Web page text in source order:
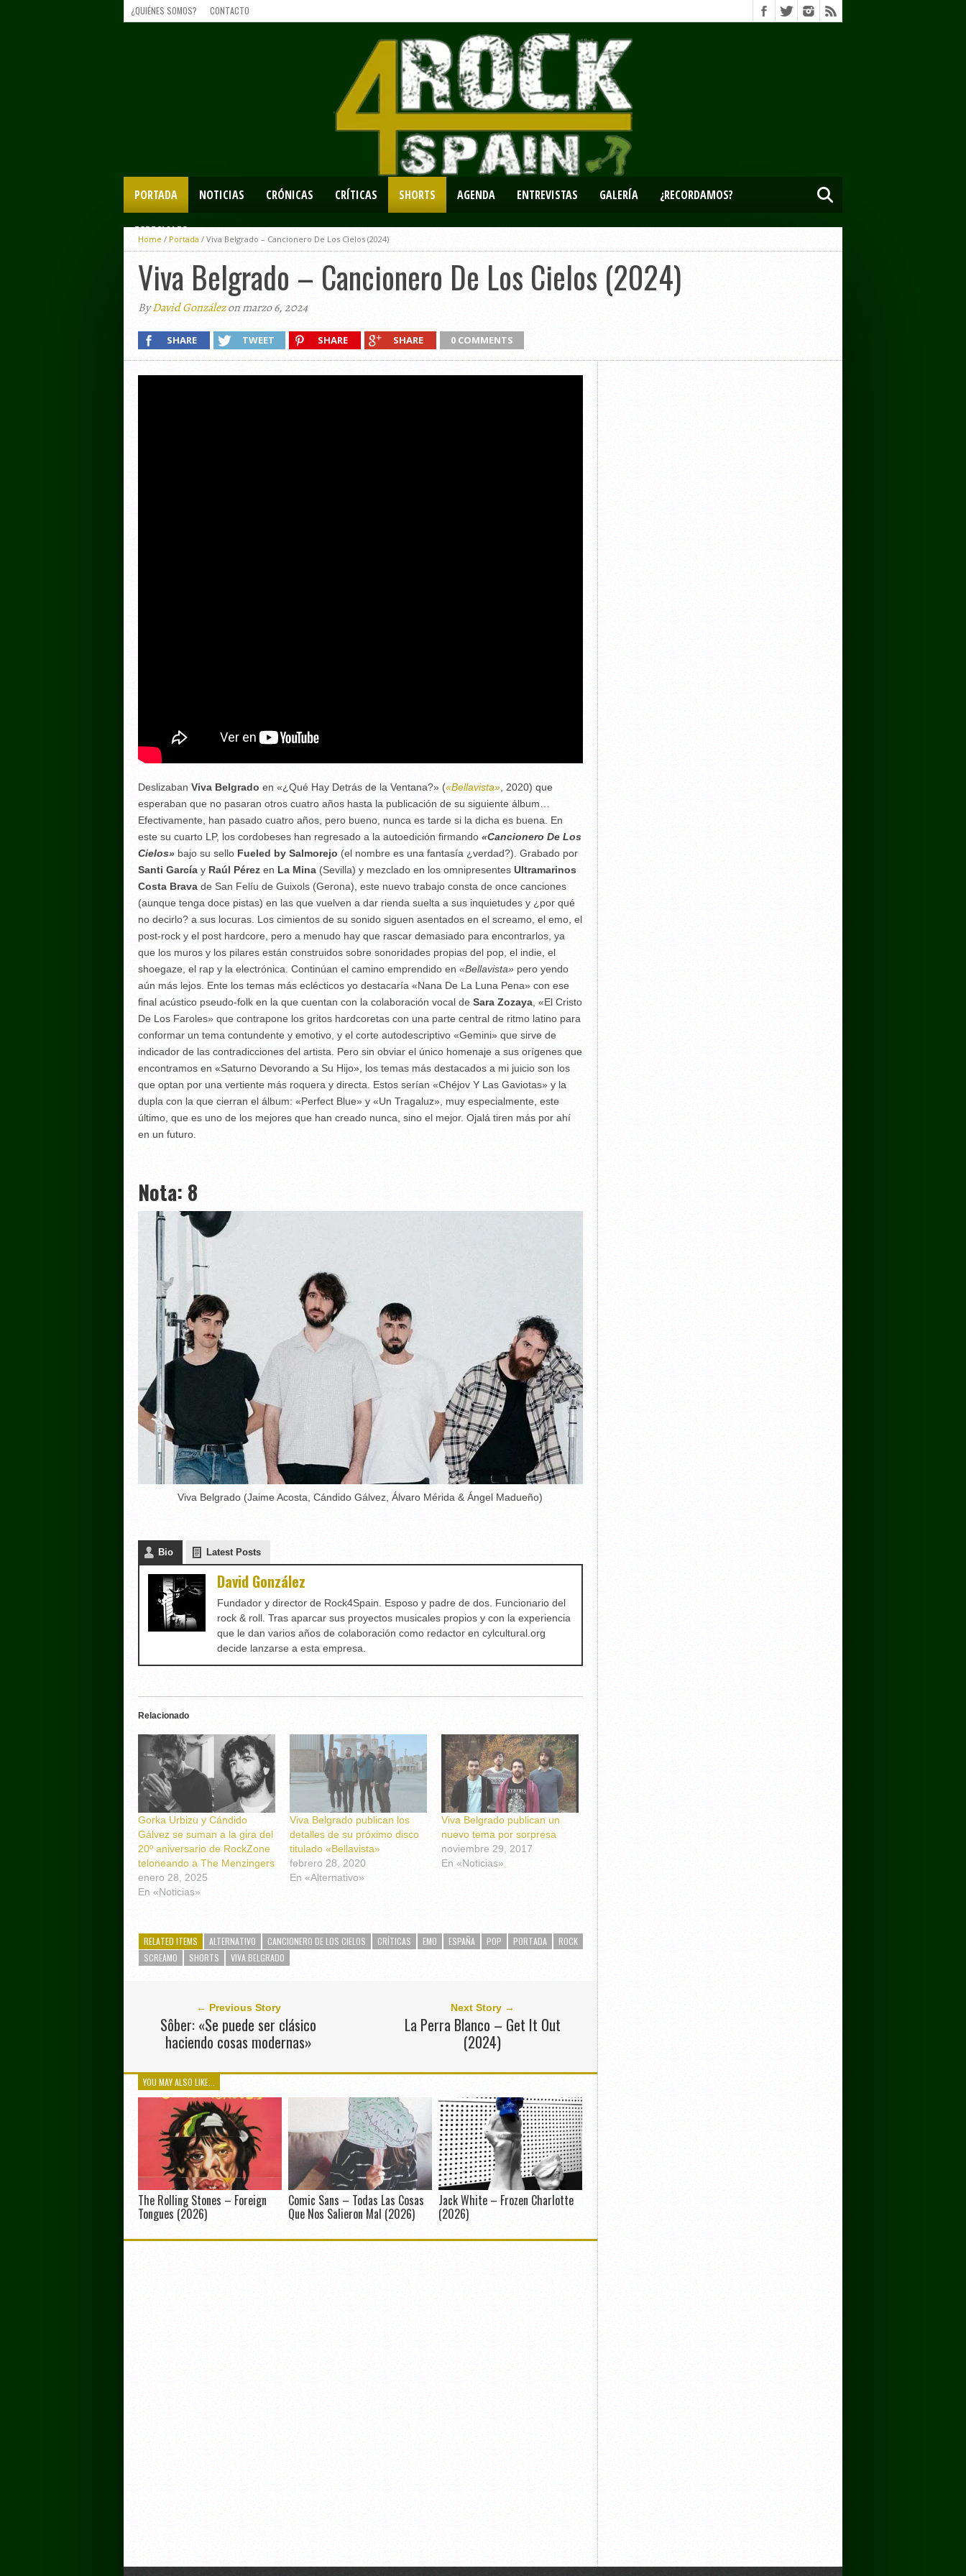
¿QUIÉNES SOMOS? CONTACTO
PORTADA NOTICIAS CRÓNICAS CRÍTICAS SHORTS AGENDA ENTREVISTAS GALERÍA ¿RECORDAMOS?
ESPECIALES
Home / Portada / Viva Belgrado – Cancionero De Los Cielos (2024)
Viva Belgrado – Cancionero De Los Cielos (2024)
ByDavid Gonzálezon marzo 6, 2024
SHARE TWEET SHARE SHARE 0 COMMENTS
Deslizaban Viva Belgrado en «¿Qué Hay Detrás de la Ventana?»(«Bellavista», 2020) que
esperaban que no pasaran otros cuatro años hasta la publicación de su siguiente álbum…
Efectivamente, han pasado cuatro años, pero bueno, nunca es tarde si la dicha es buena. En
este su cuarto LP, los cordobeses han regresado a la autoedición firmando «Cancionero De Los
Cielos»bajo su sello Fueled by Salmorejo (el nombre es una fantasía ¿verdad?). Grabado por
Santi Garcíay Raúl Pérezen La Mina(Sevilla) y mezclado en los omnipresentes Ultramarinos
Costa Brava de San Felíu de Guixols (Gerona), este nuevo trabajo consta de once canciones
(aunque tenga doce pistas) en las que vuelven a dar rienda suelta a sus inquietudes y ¿por qué
no decirlo? a sus locuras. Los cimientos de su sonido siguen asentados en el screamo, el emo, el
post-rock y el post hardcore, pero a menudo hay que rascar demasiado para encontrarlos, ya
que los muros y los pilares están construidos sobre sonoridades propias del pop, el indie, el
shoegaze, el rap y la electrónica. Continúan el camino emprendido en «Bellavista»pero yendo
aún más lejos. Ente los temas más eclécticos yo destacaría «Nana De La Luna Pena» con ese
final acústico pseudo-folk en la que cuentan con la colaboración vocal de Sara Zozaya, «El Cristo
De Los Faroles» que contrapone los gritos hardcoretas con una parte central de ritmo latino para
conformar un tema contundente y emotivo, y el corte autodescriptivo «Gemini» que sirve de
indicador de las contradicciones del artista. Pero sin obviar el único homenaje a sus orígenes que
encontramos en «Saturno Devorando a Su Hijo», los temas más destacados a mi juicio son los
que optan por una vertiente más roquera y directa. Estos serían «Chéjov Y Las Gaviotas» y la
dupla con la que cierran el álbum: «Perfect Blue» y «Un Tragaluz», muy especialmente, este
último, que es uno de los mejores que han creado nunca, sino el mejor. Ojalá tiren más por ahí
en un futuro.
Nota: 8
Viva Belgrado (Jaime Acosta, Cándido Gálvez, Álvaro Mérida & Ángel Madueño)
Bio Latest Posts
David González
Fundador y director de Rock4Spain. Esposo y padre de dos. Funcionario del
rock & roll. Tras aparcar sus proyectos musicales propios y con la experiencia
que le dan varios años de colaboración como redactor en cylcultural.org
decide lanzarse a esta empresa.
Relacionado
Gorka Urbizu y Cándido
Gálvez se suman a la gira del
20º aniversario de RockZone
teloneando a The Menzingers
enero 28, 2025
En «Noticias»
Viva Belgrado publican los
detalles de su próximo disco
titulado «Bellavista»
febrero 28, 2020
En «Alternativo»
Viva Belgrado publican un
nuevo tema por sorpresa
noviembre 29, 2017
En «Noticias»
RELATED ITEMS ALTERNATIVO CANCIONERO DE LOS CIELOS CRÍTICAS EMO ESPAÑA POP PORTADA
ROCK
SCREAMO
SHORTS VIVA BELGRADO
← Previous Story
Sôber: «Se puede ser clásico
haciendo cosas modernas»
Next Story →
La Perra Blanco – Get It Out
(2024)
YOU MAY ALSO LIKE...
The Rolling Stones – Foreign
Tongues (2026)
Comic Sans – Todas Las Cosas
Que Nos Salieron Mal (2026)
Jack White – Frozen Charlotte
(2026)